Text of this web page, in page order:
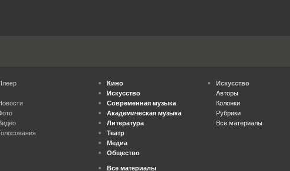
Кино
Искусство
Современная музыка
Академическая музыка
Литература
Театр
Медиа
Общество
Все материалы
Искусство
Авторы
Колонки
Рубрики
Все материалы